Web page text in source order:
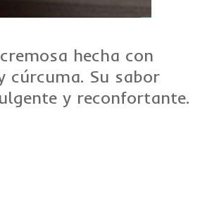
hecha con
cúrcuma. Su sabor
y reconfortante.